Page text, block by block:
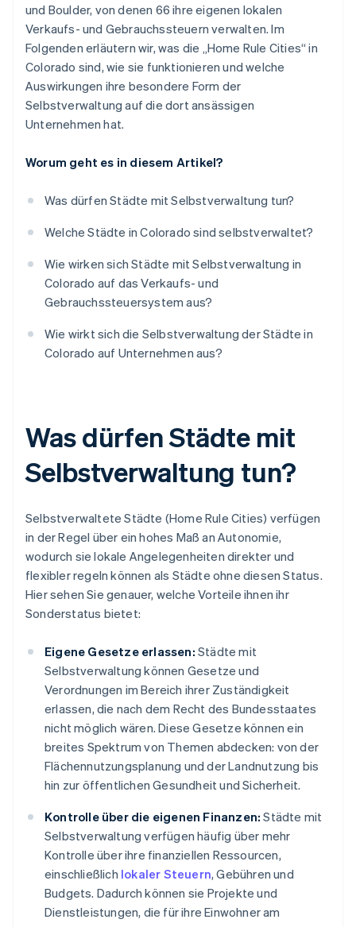
und Boulder, von denen 66 ihre eigenen lokalen
Verkaufs- und Gebrauchssteuern verwalten. Im
Folgenden erläutern wir, was die „Home Rule Cities“ in
Colorado sind, wie sie funktionieren und welche
Auswirkungen ihre besondere Form der
Selbstverwaltung auf die dort ansässigen
Unternehmen hat.
Worum geht es in diesem Artikel?
Was dürfen Städte mit Selbstverwaltung tun?
Welche Städte in Colorado sind selbstverwaltet?
Wie wirken sich Städte mit Selbstverwaltung in
Colorado auf das Verkaufs- und
Gebrauchssteuersystem aus?
Wie wirkt sich die Selbstverwaltung der Städte in
Colorado auf Unternehmen aus?
Was dürfen Städte mit
Selbstverwaltung tun?
Selbstverwaltete Städte (Home Rule Cities) verfügen
in der Regel über ein hohes Maß an Autonomie,
wodurch sie lokale Angelegenheiten direkter und
flexibler regeln können als Städte ohne diesen Status.
Hier sehen Sie genauer, welche Vorteile ihnen ihr
Sonderstatus bietet:
Eigene Gesetze erlassen: Städte mit
Selbstverwaltung können Gesetze und
Verordnungen im Bereich ihrer Zuständigkeit
erlassen, die nach dem Recht des Bundesstaates
nicht möglich wären. Diese Gesetze können ein
breites Spektrum von Themen abdecken: von der
Flächennutzungsplanung und der Landnutzung bis
hin zur öffentlichen Gesundheit und Sicherheit.
Kontrolle über die eigenen Finanzen: Städte mit
Selbstverwaltung verfügen häufig über mehr
Kontrolle über ihre finanziellen Ressourcen,
einschließlich lokaler Steuern, Gebühren und
Budgets. Dadurch können sie Projekte und
Dienstleistungen, die für ihre Einwohner am